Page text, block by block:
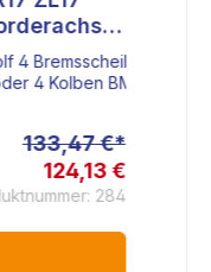
4 Bremsscheibe
4 Kolben BM5
133,47 €*
124,13 €
284